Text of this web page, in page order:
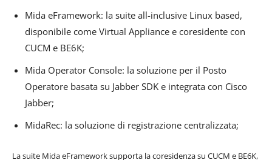
Mida eFramework: la suite all-inclusive Linux based,
disponibile come Virtual Appliance e coresidente con
CUCM e BE6K;
Mida Operator Console: la soluzione per il Posto
Operatore basata su Jabber SDK e integrata con Cisco
Jabber;
MidaRec: la soluzione di registrazione centralizzata;
La suite Mida eFramework supporta la coresidenza su CUCM e BE6K,